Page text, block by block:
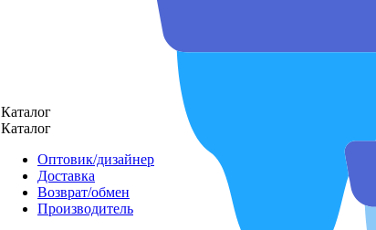
Каталог
Каталог
Оптовик/дизайнер
Доставка
Возврат/обмен
Производитель